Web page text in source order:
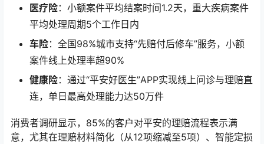
医疗险：小额案件平均结案时间1.2天，重大疾病案件
平均处理周期5个工作日内
车险：全国98%城市支持“先赔付后修车”服务，小额
案件线上处理率超90%
健康险：通过“平安好医生”APP实现线上问诊与理赔直
连，单日最高处理能力达50万件
消费者调研显示，85%的客户对平安的理赔流程表示满
意，尤其在理赔材料简化（从12项缩减至5项）、智能定损